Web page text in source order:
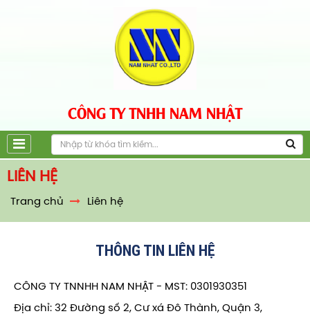
CÔNG TY TNHH NAM NHẬT
LIÊN HỆ
Trang chủ Liên hệ
THÔNG TIN LIÊN HỆ
CÔNG TY TNNHH NAM NHẬT - MST: 0301930351
Địa chỉ: 32 Đường số 2, Cư xá Đô Thành, Quận 3,